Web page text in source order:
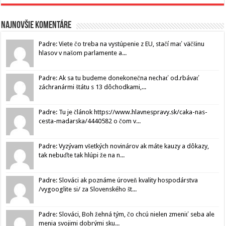
Najnovšie komentáre
Padre: Viete čo treba na vystúpenie z EU, stačí mať väčšinu
hlasov v našom parlamente a...
Padre: Ak sa tu budeme donekonečna nechať od.rbávať
záchranármi štátu s 13 dôchodkami,...
Padre: Tu je článok https://www.hlavnespravy.sk/caka-nas-
cesta-madarska/4440582 o čom v...
Padre: Vyzývam všetkých novinárov ak máte kauzy a dôkazy,
tak nebuďte tak hlúpi že na n...
Padre: Slováci ak poznáme úroveň kvality hospodárstva
/vygooglite si/ za Slovenského št...
Padre: Slováci, Boh žehná tým, čo chcú nielen zmeniť seba ale
menia svojimi dobrými sku...